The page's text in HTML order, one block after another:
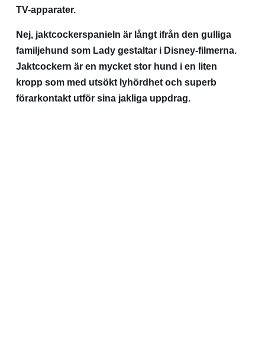
TV-apparater.
Nej, jaktcockerspanieln är långt ifrån den gulliga
familjehund som Lady gestaltar i Disney-filmerna.
Jaktcockern är en mycket stor hund i en liten
kropp som med utsökt lyhördhet och superb
förarkontakt utför sina jakliga uppdrag.